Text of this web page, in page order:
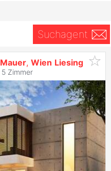
Suchagent
Mauer, Wien Liesing
5 Zimmer